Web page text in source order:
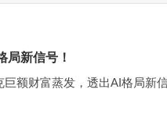
局新信号！
巨额财富蒸发，透出AI格局新